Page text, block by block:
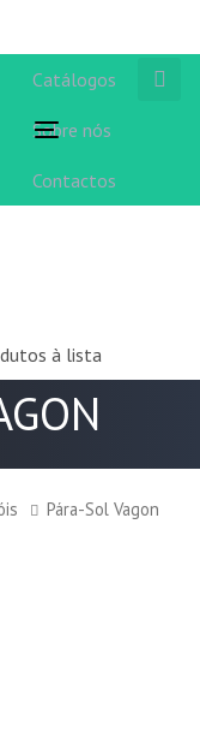
Toggle
Catálogos
Sobre nós
Contactos
à lista
Pára-Sol Vagon